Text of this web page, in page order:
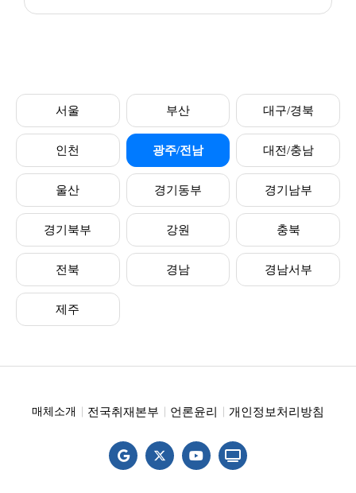
서울 부산 대구/경북
인천 광주/전남 대전/충남
울산 경기동부 경기남부
경기북부 강원 충북
전북 경남 경남서부
제주
매체소개 전국취재본부 언론윤리 개인정보처리방침